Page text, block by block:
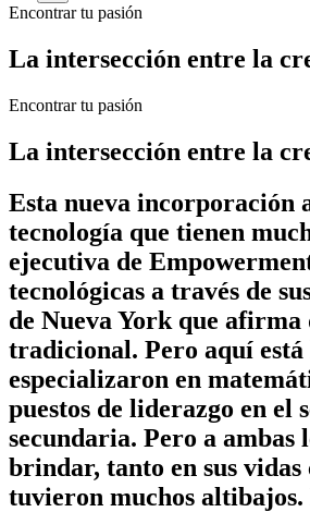
Encontrar tu pasión
La intersección entre la
Encontrar tu pasión
La intersección entre la
Esta nueva incorporación
tecnología que tienen
ejecutiva de
tecnológicas a través de
de Nueva York que
tradicional. Pero aquí está
especializaron en
puestos de liderazgo en
secundaria. Pero a
brindar, tanto en sus
tuvieron muchos altibajos.